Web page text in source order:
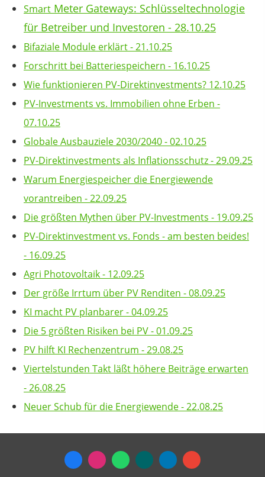
Smart Meter Gateways: Schlüsseltechnologie
für Betreiber und Investoren - 28.10.25
Bifaziale Module erklärt - 21.10.25
Forschritt bei Batteriespeichern - 16.10.25
Wie funktionieren PV-Direktinvestments? 12.10.25
PV-Investments vs. Immobilien ohne Erben -
07.10.25
Globale Ausbauziele 2030/2040 - 02.10.25
PV-Direktinvestments als Inflationsschutz - 29.09.25
Warum Energiespeicher die Energiewende
vorantreiben - 22.09.25
Die größten Mythen über PV-Investments - 19.09.25
PV-Direktinvestment vs. Fonds - am besten beides!
- 16.09.25
Agri Photovoltaik - 12.09.25
Der größe Irrtum über PV Renditen - 08.09.25
KI macht PV planbarer - 04.09.25
Die 5 größten Risiken bei PV - 01.09.25
PV hilft KI Rechenzentrum - 29.08.25
Viertelstunden Takt läßt höhere Beiträge erwarten
- 26.08.25
Neuer Schub für die Energiewende - 22.08.25